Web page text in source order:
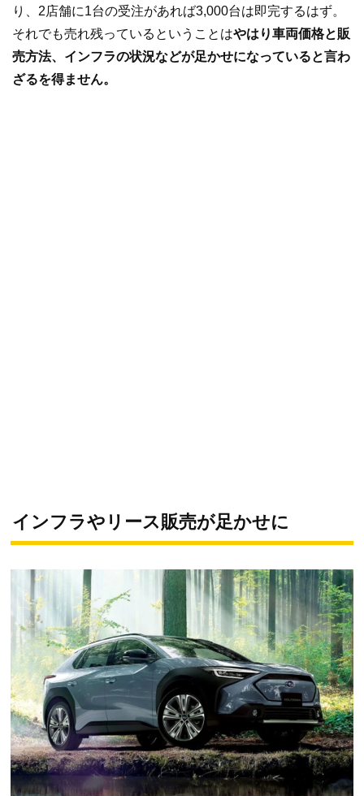
り、2店舗に1台の受注があれば3,000台は即完するはず。
それでも売れ残っているということはやはり車両価格と販
売方法、インフラの状況などが足かせになっていると言わ
ざるを得ません。
インフラやリース販売が足かせに